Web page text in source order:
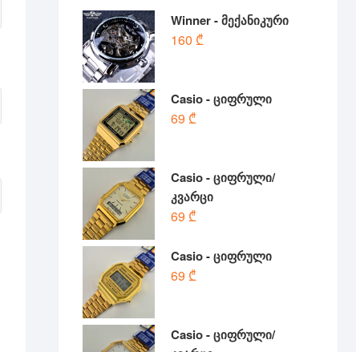
Winner - მექანიკური
160 ₾
Casio - ციფრული
69 ₾
Casio - ციფრული/
კვარცი
69 ₾
Casio - ციფრული
69 ₾
Casio - ციფრული/